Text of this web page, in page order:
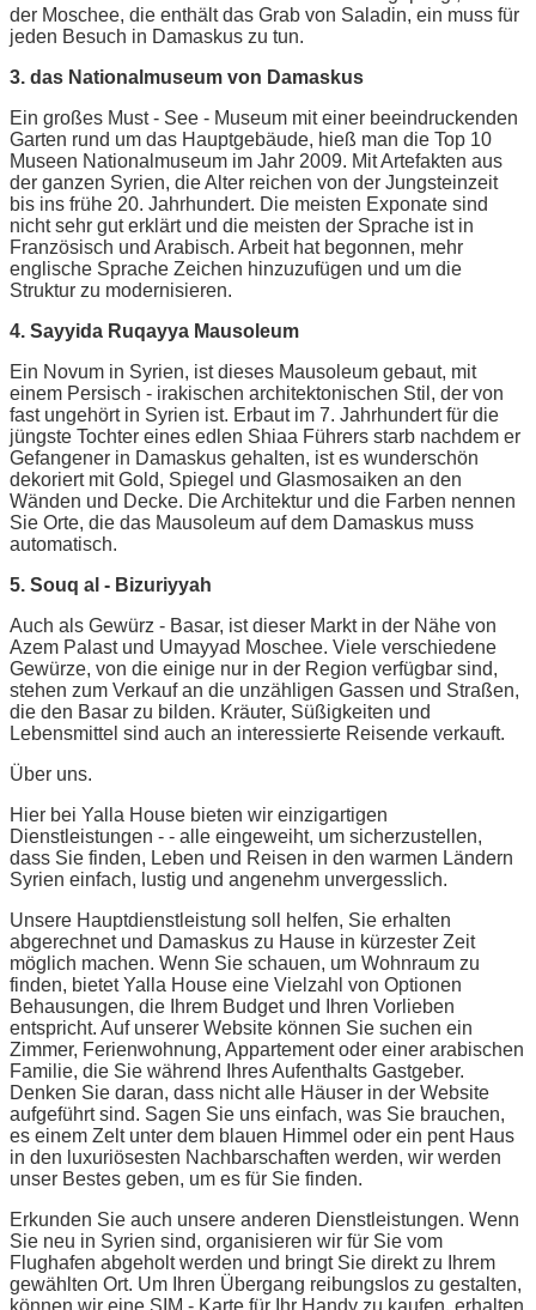
der Moschee, die enthält das Grab von Saladin, ein muss für
jeden Besuch in Damaskus zu tun.
3. das Nationalmuseum von Damaskus
Ein großes Must - See - Museum mit einer beeindruckenden
Garten rund um das Hauptgebäude, hieß man die Top 10
Museen Nationalmuseum im Jahr 2009. Mit Artefakten aus
der ganzen Syrien, die Alter reichen von der Jungsteinzeit
bis ins frühe 20. Jahrhundert. Die meisten Exponate sind
nicht sehr gut erklärt und die meisten der Sprache ist in
Französisch und Arabisch. Arbeit hat begonnen, mehr
englische Sprache Zeichen hinzuzufügen und um die
Struktur zu modernisieren.
4. Sayyida Ruqayya Mausoleum
Ein Novum in Syrien, ist dieses Mausoleum gebaut, mit
einem Persisch - irakischen architektonischen Stil, der von
fast ungehört in Syrien ist. Erbaut im 7. Jahrhundert für die
jüngste Tochter eines edlen Shiaa Führers starb nachdem er
Gefangener in Damaskus gehalten, ist es wunderschön
dekoriert mit Gold, Spiegel und Glasmosaiken an den
Wänden und Decke. Die Architektur und die Farben nennen
Sie Orte, die das Mausoleum auf dem Damaskus muss
automatisch.
5. Souq al - Bizuriyyah
Auch als Gewürz - Basar, ist dieser Markt in der Nähe von
Azem Palast und Umayyad Moschee. Viele verschiedene
Gewürze, von die einige nur in der Region verfügbar sind,
stehen zum Verkauf an die unzähligen Gassen und Straßen,
die den Basar zu bilden. Kräuter, Süßigkeiten und
Lebensmittel sind auch an interessierte Reisende verkauft.
Über uns.
Hier bei Yalla House bieten wir einzigartigen
Dienstleistungen - - alle eingeweiht, um sicherzustellen,
dass Sie finden, Leben und Reisen in den warmen Ländern
Syrien einfach, lustig und angenehm unvergesslich.
Unsere Hauptdienstleistung soll helfen, Sie erhalten
abgerechnet und Damaskus zu Hause in kürzester Zeit
möglich machen. Wenn Sie schauen, um Wohnraum zu
finden, bietet Yalla House eine Vielzahl von Optionen
Behausungen, die Ihrem Budget und Ihren Vorlieben
entspricht. Auf unserer Website können Sie suchen ein
Zimmer, Ferienwohnung, Appartement oder einer arabischen
Familie, die Sie während Ihres Aufenthalts Gastgeber.
Denken Sie daran, dass nicht alle Häuser in der Website
aufgeführt sind. Sagen Sie uns einfach, was Sie brauchen,
es einem Zelt unter dem blauen Himmel oder ein pent Haus
in den luxuriösesten Nachbarschaften werden, wir werden
unser Bestes geben, um es für Sie finden.
Erkunden Sie auch unsere anderen Dienstleistungen. Wenn
Sie neu in Syrien sind, organisieren wir für Sie vom
Flughafen abgeholt werden und bringt Sie direkt zu Ihrem
gewählten Ort. Um Ihren Übergang reibungslos zu gestalten,
können wir eine SIM - Karte für Ihr Handy zu kaufen, erhalten